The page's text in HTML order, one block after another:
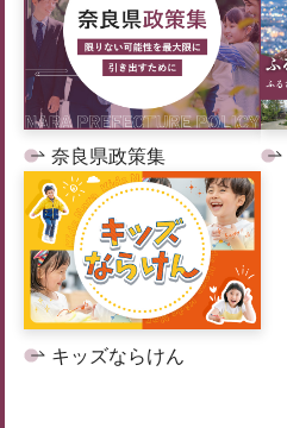
奈良県政策集
キッズならけん